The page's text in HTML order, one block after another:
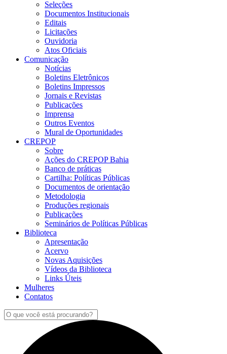
Seleções
Documentos Institucionais
Editais
Licitações
Ouvidoria
Atos Oficiais
Comunicação
Notícias
Boletins Eletrônicos
Boletins Impressos
Jornais e Revistas
Publicações
Imprensa
Outros Eventos
Mural de Oportunidades
CREPOP
Sobre
Ações do CREPOP Bahia
Banco de práticas
Cartilha: Políticas Públicas
Documentos de orientação
Metodologia
Produções regionais
Publicações
Seminários de Políticas Públicas
Biblioteca
Apresentação
Acervo
Novas Aquisições
Vídeos da Biblioteca
Links Úteis
Mulheres
Contatos